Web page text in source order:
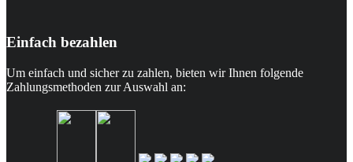
Einfach bezahlen
Um einfach und sicher zu zahlen, bieten wir Ihnen folgende
Zahlungsmethoden zur Auswahl an: